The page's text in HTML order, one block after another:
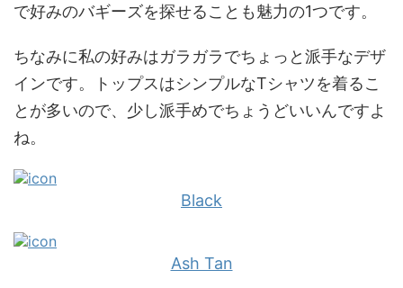
で好みのバギーズを探せることも魅力の1つです。
ちなみに私の好みはガラガラでちょっと派手なデザ
インです。トップスはシンプルなTシャツを着るこ
とが多いので、少し派手めでちょうどいいんですよ
ね。
Black
Ash Tan